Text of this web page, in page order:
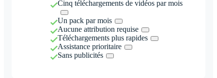
Cinq téléchargements de vidéos par mois
Un pack par mois
Aucune attribution requise
Téléchargements plus rapides
Assistance prioritaire
Sans publicités